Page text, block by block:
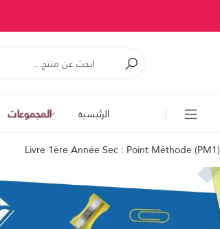
الرئيسية المجموعات
Livre 1ère Année Sec : Point Méthode (PM1)